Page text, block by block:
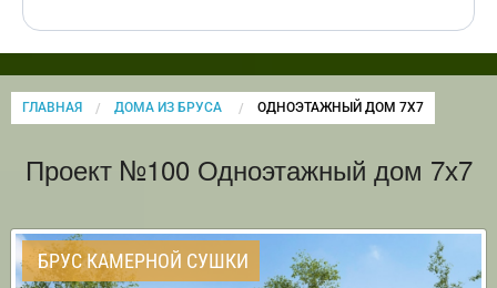
ГЛАВНАЯ ДОМА ИЗ БРУСА CURRENT:
ОДНОЭТАЖНЫЙ ДОМ 7Х7
Проект №100 Одноэтажный дом 7х7
БРУС КАМЕРНОЙ СУШКИ